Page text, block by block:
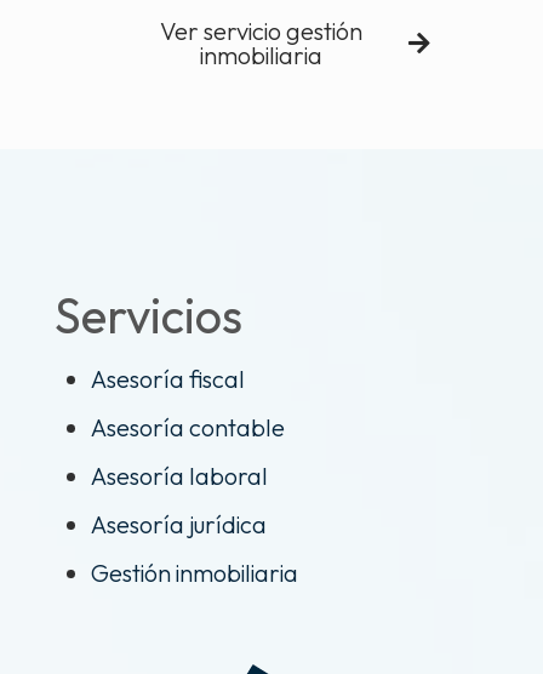
Ver servicio gestión
inmobiliaria
Servicios
Asesoría fiscal
Asesoría contable
Asesoría laboral
Asesoría jurídica
Gestión inmobiliaria